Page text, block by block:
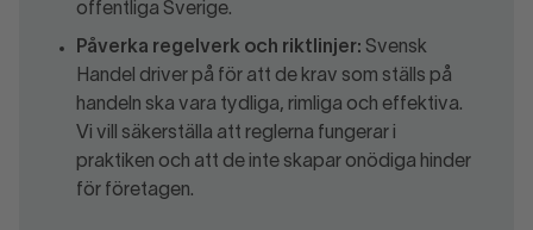
offentliga Sverige.
Påverka regelverk och riktlinjer: Svensk
Handel driver på för att de krav som ställs på
handeln ska vara tydliga, rimliga och effektiva.
Vi vill säkerställa att reglerna fungerar i
praktiken och att de inte skapar onödiga hinder
för företagen.